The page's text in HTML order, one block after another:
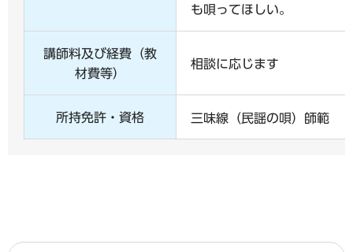
も唄ってほしい。
講師料及び経費（教
材費等）
相談に応じます
所持免許・資格 三味線（民謡の唄）師範